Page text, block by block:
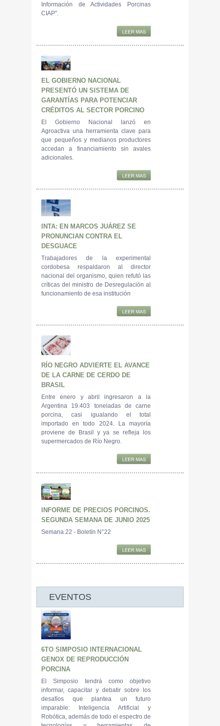
Información de Actividades Porcinas
CIAP".
EL GOBIERNO NACIONAL
PRESENTÓ UN SISTEMA DE
GARANTÍAS PARA POTENCIAR
CRÉDITOS AL SECTOR PORCINO
El Gobierno Nacional lanzó en
Agroactiva una herramienta clave para
que pequeños y medianos productores
accedan a financiamiento sin avales
adicionales.
INTA: EN MARCOS JUÁREZ SE
PRONUNCIAN CONTRA EL
DESGUACE
Trabajadores de la experimental
cordobesa respaldaron al director
nacional del organismo, quien refutó las
críticas del ministro de Desregulación al
funcionamiento de esa institución
RÍO NEGRO ADVIERTE EL AVANCE
DE LA CARNE DE CERDO DE
BRASIL
Entre enero y abril ingresaron a la
Argentina 19.403 toneladas de carne
porcina, casi igualando el total
importado en todo 2024. La mayoría
proviene de Brasil y ya se refleja los
supermercados de Río Negro.
INFORME DE PRECIOS PORCINOS.
SEGUNDA SEMANA DE JUNIO 2025
Semana 22 - Boletín N°22
EVENTOS
6TO SIMPOSIO INTERNACIONAL
GENOX DE REPRODUCCIÓN
PORCINA
El Simposio tendrá como objetivo
informar, capacitar y debatir sobre los
desafíos que plantea un futuro
imparable: Inteligencia Artificial y
Robótica, además de todo el espectro de